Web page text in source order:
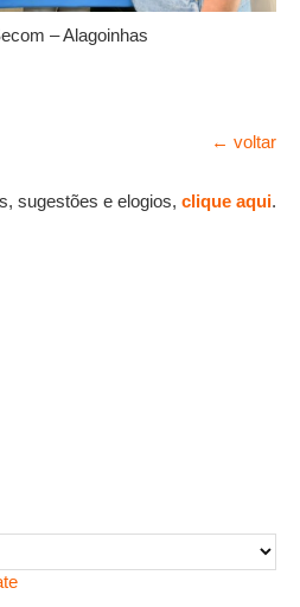
– Alagoinhas
← voltar
sugestões e elogios, clique aqui.